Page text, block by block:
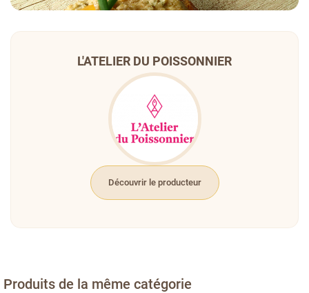
L'ATELIER DU POISSONNIER
Découvrir le producteur
Produits de la même catégorie